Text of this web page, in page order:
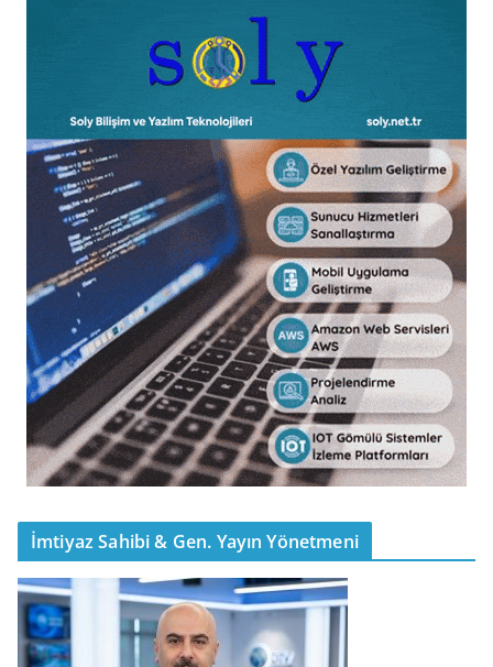
İmtiyaz Sahibi & Gen. Yayın Yönetmeni